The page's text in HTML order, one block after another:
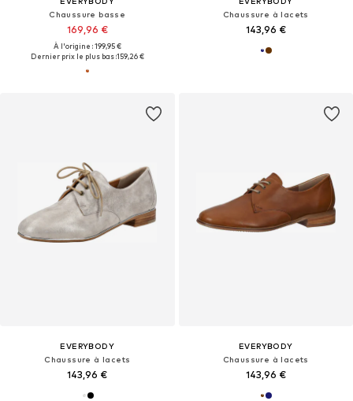
Chaussure basse
169,96 €
À l'origine : 199,95 €
Dernier prix le plus bas :159,26 €
Chaussure à lacets
143,96 €
EVERYBODY
Chaussure à lacets
143,96 €
EVERYBODY
Chaussure à lacets
143,96 €